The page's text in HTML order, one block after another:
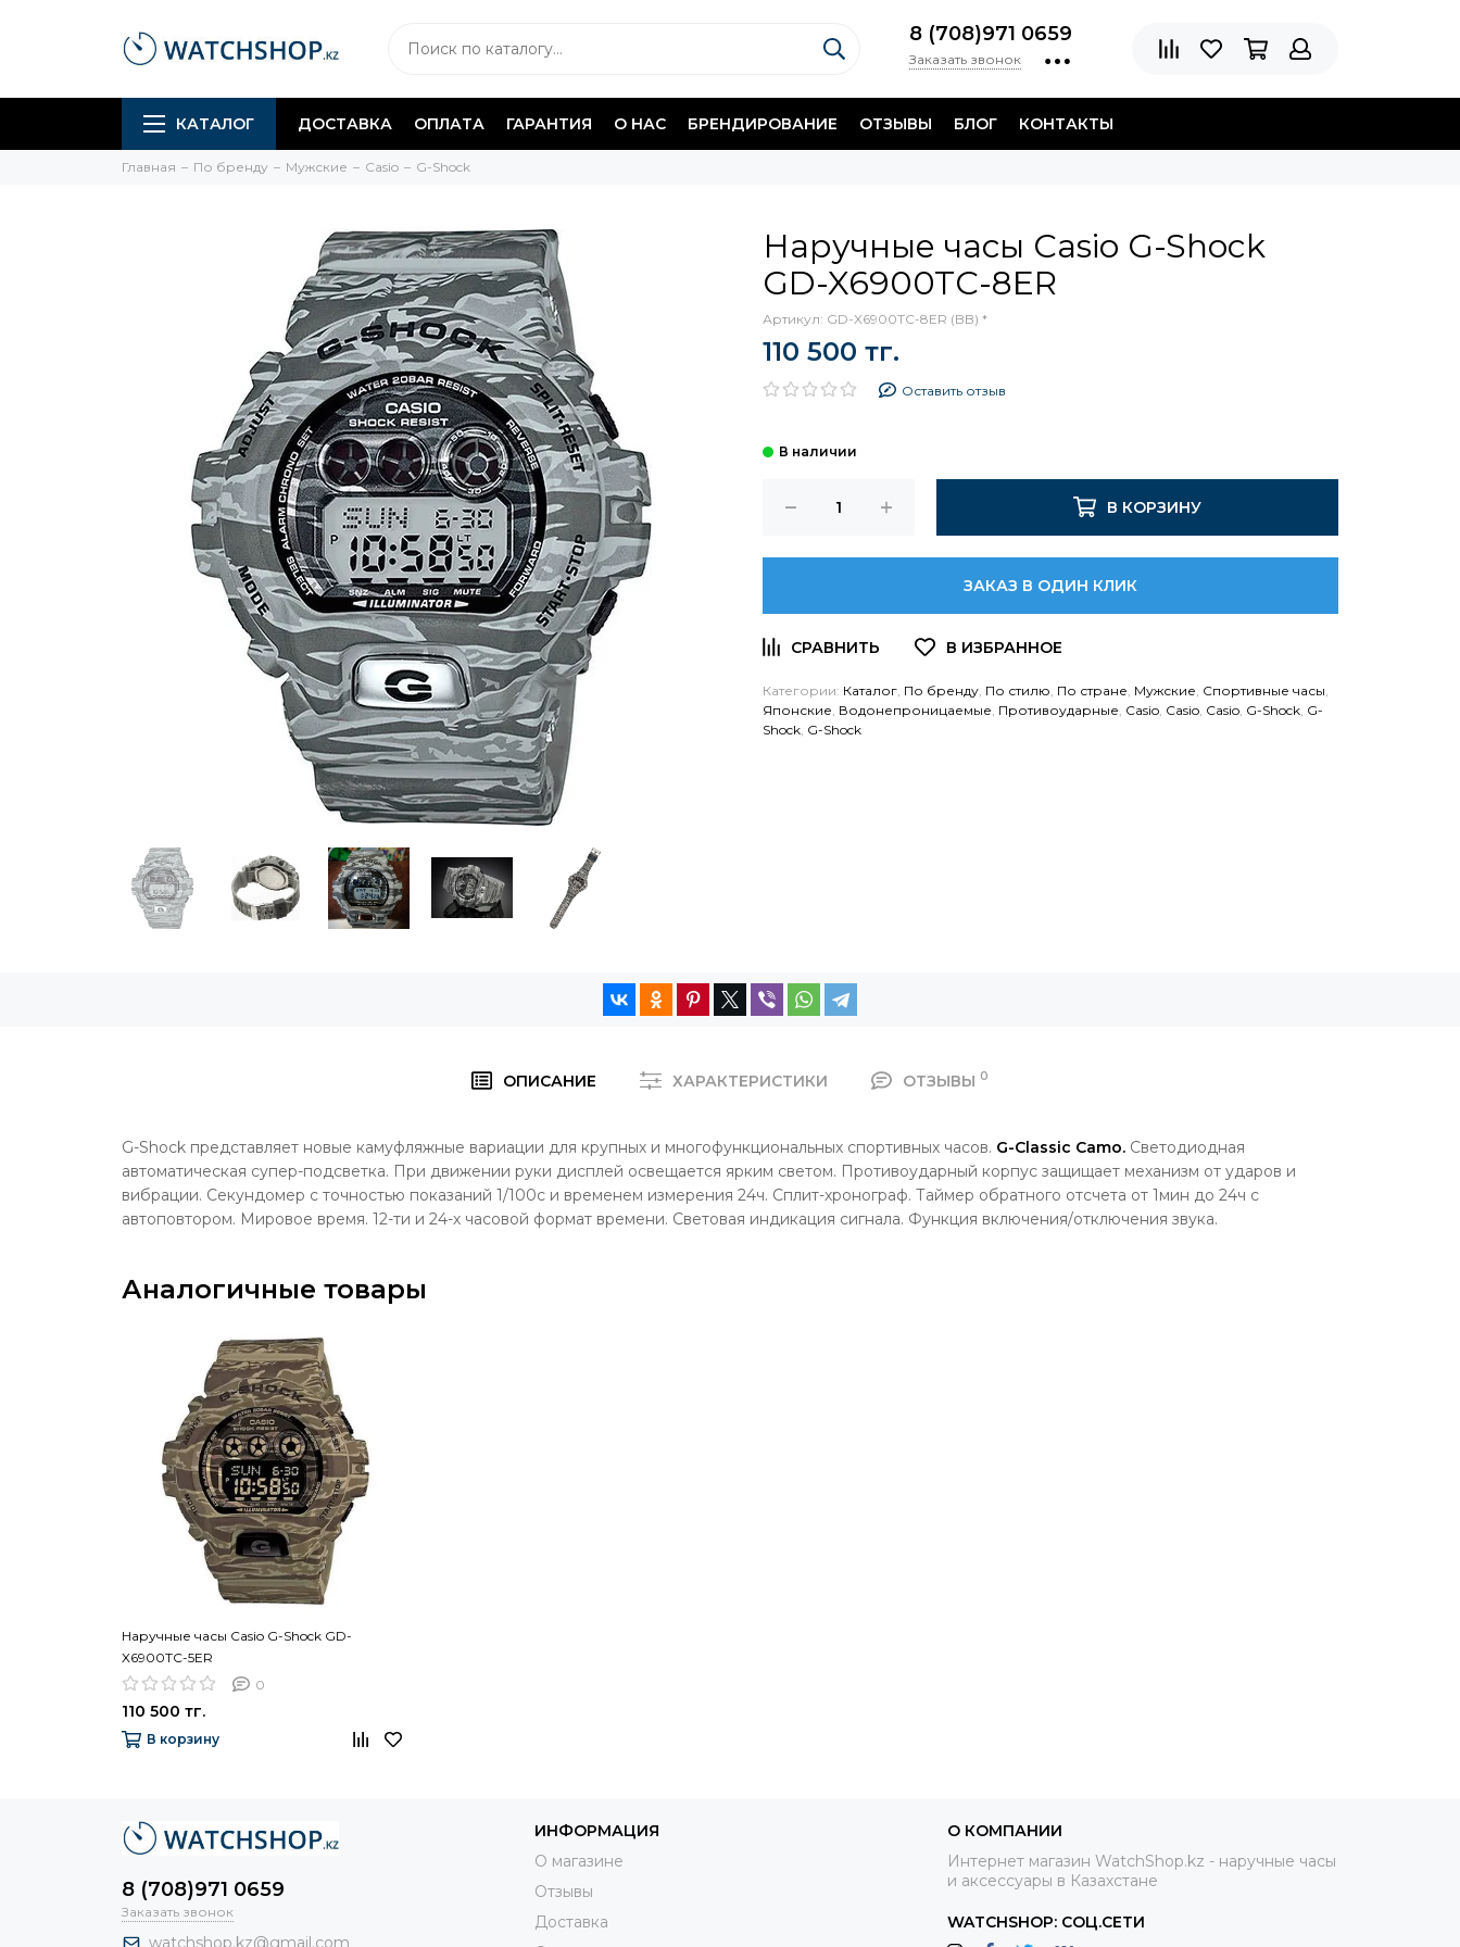
8 (708)971 0659
Заказать звонок
КАТАЛОГ ДОСТАВКА ОПЛАТА ГАРАНТИЯ О НАС БРЕНДИРОВАНИЕ ОТЗЫВЫ БЛОГ КОНТАКТЫ
Главная По бренду Мужские Casio G-Shock
Наручные часы Casio G-Shock
GD-X6900TC-8ER
Артикул: GD-X6900TC-8ER (BB) *
110 500 тг.
Оставить отзыв
В КОРЗИНУ
ЗАКАЗ В ОДИН КЛИК
Категории: Каталог По бренду По стилю По стране Мужские Спортивные часы
Японские Водонепроницаемые Противоударные Casio Casio Casio G-Shock G-
Shock G-Shock
ОПИСАНИЕ ХАРАКТЕРИСТИКИ ОТЗЫВЫ 0
G-Shock представляет новые камуфляжные вариации для крупных и многофункциональных спортивных часов. G-Classic Camo. Светодиодная
автоматическая супер-подсветка. При движении руки дисплей освещается ярким светом. Противоударный корпус защищает механизм от ударов и
вибрации. Секундомер с точностью показаний 1/100с и временем измерения 24ч. Сплит-хронограф. Таймер обратного отсчета от 1мин до 24ч с
автоповтором. Мировое время. 12-ти и 24-х часовой формат времени. Световая индикация сигнала. Функция включения/отключения звука.
Аналогичные товары
Наручные часы Casio G-Shock GD-
X6900TC-5ER
0
110 500 тг.
В корзину
8 (708)971 0659
Заказать звонок
watchshop.kz@gmail.com
ИНФОРМАЦИЯ
О магазине
Отзывы
Доставка
О КОМПАНИИ
Интернет магазин WatchShop.kz - наручные часы
и аксессуары в Казахстане
WATCHSHOP: СОЦ.СЕТИ